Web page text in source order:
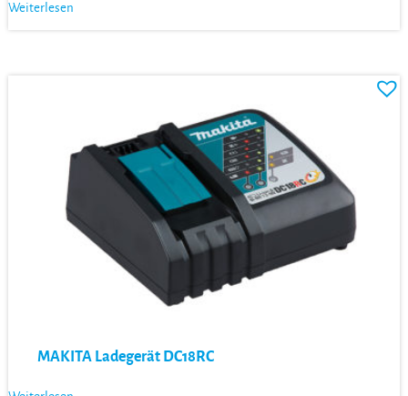
Weiterlesen
MAKITA Ladegerät DC18RC